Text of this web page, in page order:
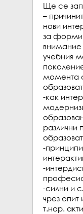
Ще се
–
нови
за
учебния
момента
-как
различни
-принципи
-
-силни и
чрез
т.нар.